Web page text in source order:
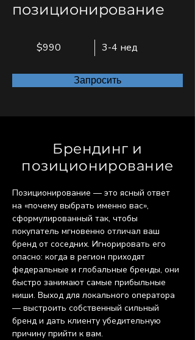
позиционирование
$990 3-4 нед
Запросить
Брендинг и
позиционирование
Позиционирование — это ясный ответ
на «почему выбрать именно вас»,
сформулированный так, чтобы
покупатель мгновенно отличал ваш
бренд от соседних. Игнорировать его
опасно: когда в регион приходят
федеральные и глобальные бренды, они
быстро занимают самые прибыльные
ниши. Выход для локального оператора
— выстроить собственный сильный
бренд и дать клиенту убедительную
причину прийти к вам.